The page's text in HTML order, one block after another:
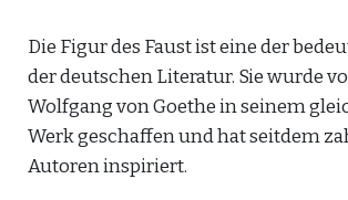
Die Figur des Faust ist eine der
der deutschen Literatur. Sie wurde
Wolfgang von Goethe in seinem
Werk geschaffen und hat seitdem
Autoren inspiriert.